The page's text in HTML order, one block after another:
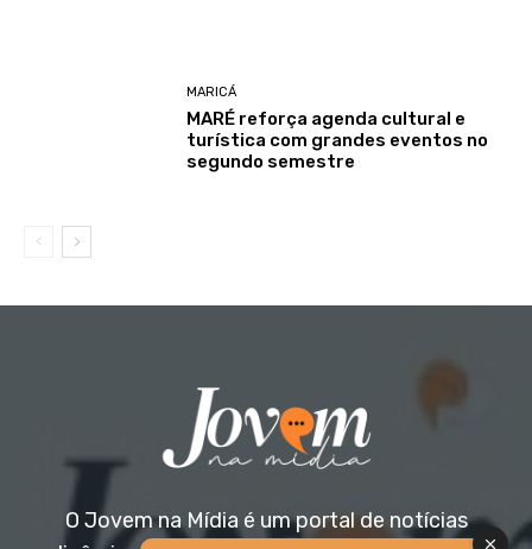
MARICÁ
MARÉ reforça agenda cultural e
turística com grandes eventos no
segundo semestre
O Jovem na Mídia é um portal de notícias